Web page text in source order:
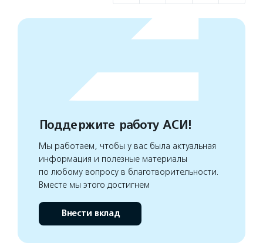
Поддержите работу АСИ!
Мы работаем, чтобы у вас была актуальная
информация и полезные материалы
по любому вопросу в благотворительности.
Вместе мы этого достигнем
Внести вклад